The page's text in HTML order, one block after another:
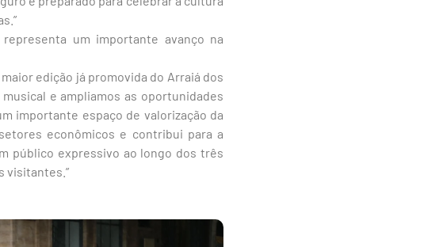
um importante avanço na
edição já promovida do Arraiá dos
e ampliamos as oportunidades
importante espaço de valorização da
econômicos e contribui para a
público expressivo ao longo dos três
visitantes.”